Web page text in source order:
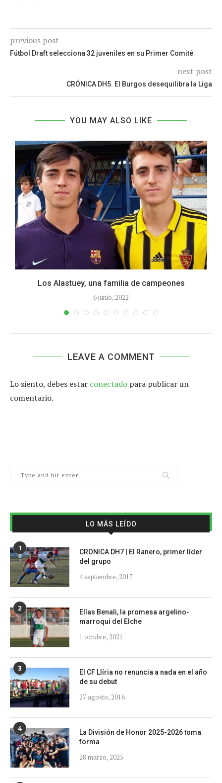
previous post
Fútbol Draft selecciona 32 juveniles en su Primer Comité
next post
CRÓNICA DH5. El Burgos desequilibra la Liga
YOU MAY ALSO LIKE
Los Alastuey, una familia de campeones
6 junio, 2022
LEAVE A COMMENT
Lo siento, debes estar conectado para publicar un
comentario.
LO MÁS LEÍDO
1
CRONICA DH7 | El Ranero, primer líder
del grupo
4 septiembre, 2017
2
Elías Benali, la promesa argelino-
marroquí del Elche
1 octubre, 2021
3
El CF Llíria no renuncia a nada en el año
de su debut
27 agosto, 2016
4
La División de Honor 2025-2026 toma
forma
28 marzo, 2025